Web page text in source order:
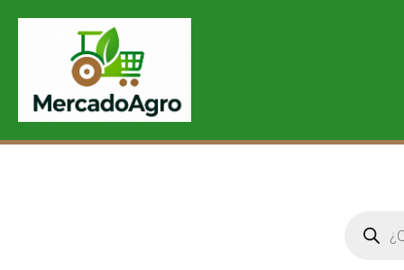
productos